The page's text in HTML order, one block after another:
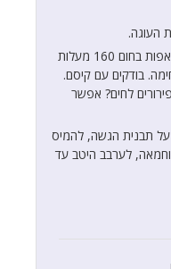
העוגה.
את העיסה לשפוך על הבננות ולאפות בחום 160 מעלות
בודקים עם קיסם.
לחים? אפשר
תבנית הגשה, להמיס
לערבב היטב עד